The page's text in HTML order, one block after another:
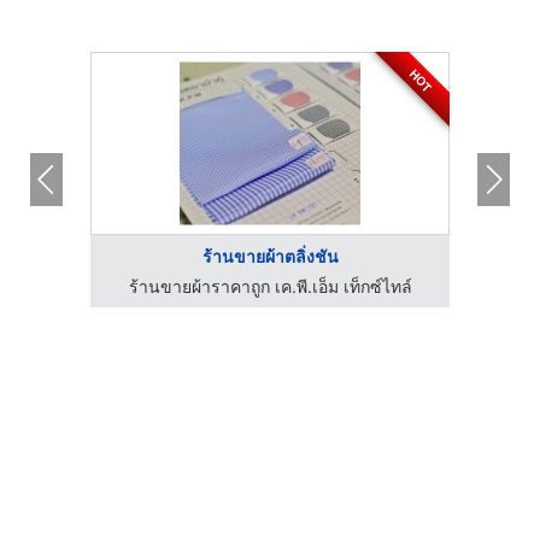
HOT
ร้านขายผ้าตลิ่งชัน
ร้านขายผ้าราคาถูก เค.พี.เอ็ม เท็กซ์ไทล์